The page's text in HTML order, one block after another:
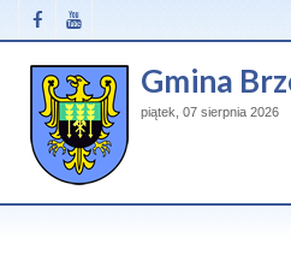
Gmina
piątek, 07 sierpnia 2026